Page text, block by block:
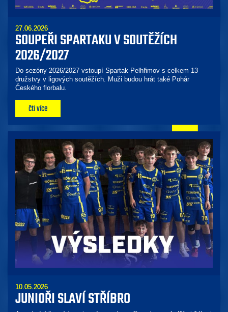
27.06.2026
SOUPEŘI SPARTAKU V SOUTĚŽÍCH
2026/2027
Do sezóny 2026/2027 vstoupí Spartak Pelhřimov s celkem 13
družstvy v ligových soutěžích. Muži budou hrát také Pohár
Českého florbalu.
čti více
10.05.2026
JUNIOŘI SLAVÍ STŘÍBRO